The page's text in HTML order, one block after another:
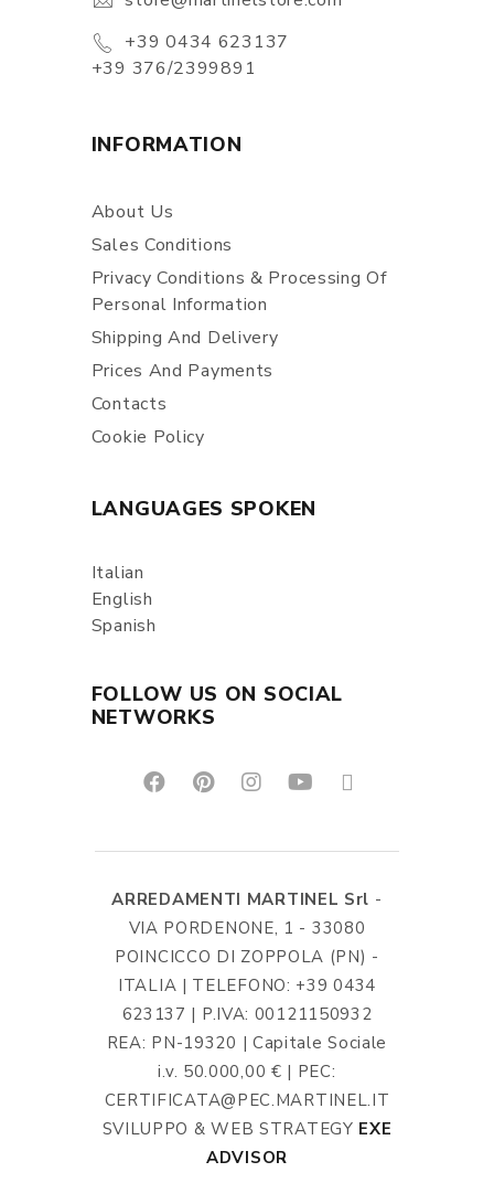
+39 0434 623137
+39 376/2399891
INFORMATION
About Us
Sales Conditions
Privacy Conditions & Processing Of
Personal Information
Shipping And Delivery
Prices And Payments
Contacts
Cookie Policy
LANGUAGES SPOKEN
Italian
English
Spanish
FOLLOW US ON SOCIAL
NETWORKS
ARREDAMENTI MARTINEL Srl -
VIA PORDENONE, 1 - 33080
POINCICCO DI ZOPPOLA (PN) -
ITALIA | TELEFONO: +39 0434
623137 | P.IVA: 00121150932
REA: PN-19320 | Capitale Sociale
i.v. 50.000,00 € | PEC:
CERTIFICATA@PEC.MARTINEL.IT
SVILUPPO & WEB STRATEGY EXE
ADVISOR